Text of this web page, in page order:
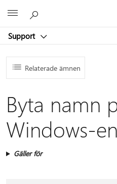
Support
Relaterade ämnen
Byta namn
Windows-
Gäller för